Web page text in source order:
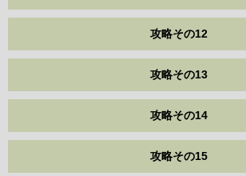
攻略その12
攻略その13
攻略その14
攻略その15